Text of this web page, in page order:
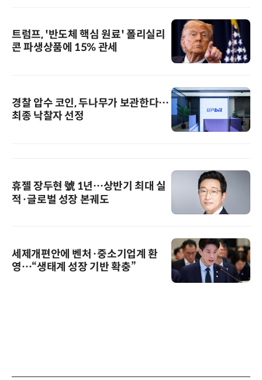
트럼프, '반도체 핵심 원료' 폴리실리
콘 파생상품에 15% 관세
경찰 압수 코인, 두나무가 보관한다…
최종 낙찰자 선정
휴젤 장두현 號 1년…상반기 최대 실
적·글로벌 성장 본궤도
세제개편안에 벤처·중소기업계 환
영…“생태계 성장 기반 확충”